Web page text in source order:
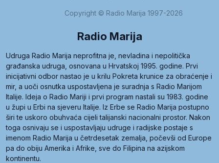
Copyright © Radio Marija 1997-2026
Radio Marija
Udruga Radio Marija neprofitna je, nevladina i nepolitička
građanska udruga, osnovana u Hrvatskoj 1995. godine. Prvi
inicijativni odbor nastao je u krilu Pokreta krunice za obraćenje i
mir, a uoči osnutka uspostavljena je suradnja s Radio Marijom
Italije. Ideja o Radio Mariji i prvi program nastali su 1983. godine
u župi u Erbi na sjeveru Italije. Iz Erbe se Radio Marija postupno
širi te uskoro obuhvaća cijeli talijanski nacionalni prostor. Nakon
toga osnivaju se i uspostavljaju udruge i radijske postaje s
imenom Radio Marija u četrdesetak zemalja, počevši od Europe
pa do obiju Amerika i Afrike, sve do Filipina na azijskom
kontinentu.